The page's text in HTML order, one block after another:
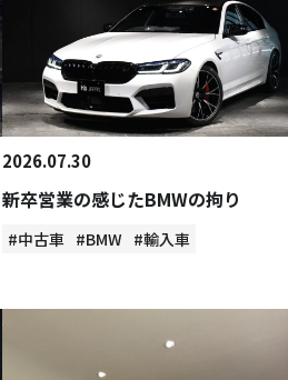
2026.07.30
新卒営業の感じたBMWの拘り
#中古車 #BMW #輸入車